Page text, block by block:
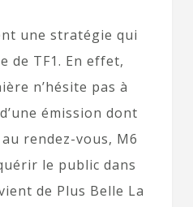
une stratégie qui
de TF1. En effet,
n’hésite pas à
émission dont
au rendez-vous, M6
le public dans
de Plus Belle La